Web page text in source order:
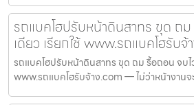
รถแบคโฮปรับหน้าดินสาทร ขุด ถม
เดียว เรียกใช้ www.รถแบคโฮรับจ้
รถแบคโฮปรับหน้าดินสาทร ขุด ถม รื้อถอน จบไ
www.รถแบคโฮรับจ้าง.com — ไม่ว่าหน้างาน